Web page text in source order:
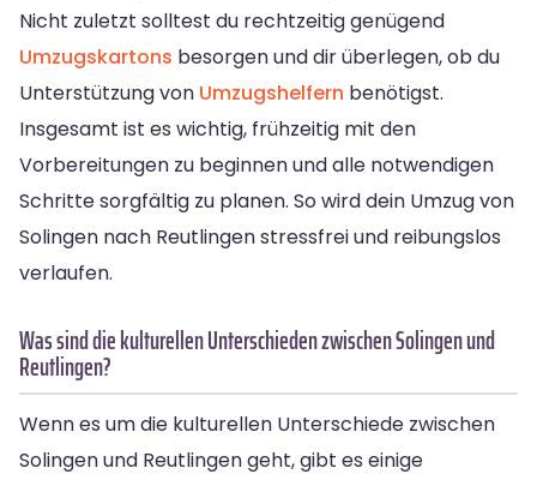
Nicht zuletzt solltest du rechtzeitig genügend
Umzugskartons besorgen und dir überlegen, ob du
Unterstützung von Umzugshelfern benötigst.
Insgesamt ist es wichtig, frühzeitig mit den
Vorbereitungen zu beginnen und alle notwendigen
Schritte sorgfältig zu planen. So wird dein Umzug von
Solingen nach Reutlingen stressfrei und reibungslos
verlaufen.
Was sind die kulturellen Unterschieden zwischen Solingen und
Reutlingen?
Wenn es um die kulturellen Unterschiede zwischen
Solingen und Reutlingen geht, gibt es einige